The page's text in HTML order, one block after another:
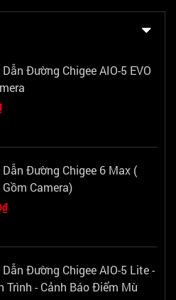
Đường Chigee AIO-5 EVO
Đường Chigee 6 Max (
Camera)
Đường Chigee AIO-5 Lite -
Trình - Cảnh Báo Điểm Mù